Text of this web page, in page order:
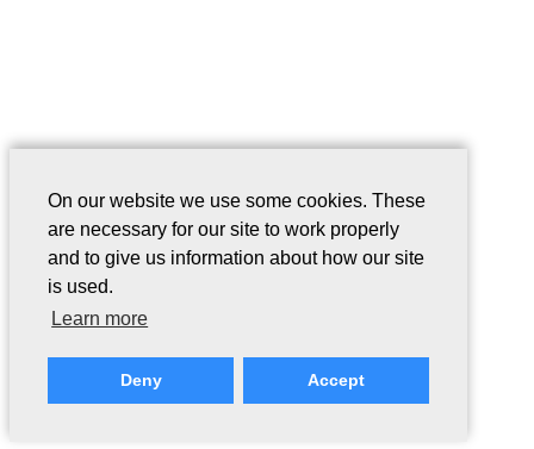
On our website we use some cookies. These
are necessary for our site to work properly
and to give us information about how our site
is used.
Learn more
Deny Accept